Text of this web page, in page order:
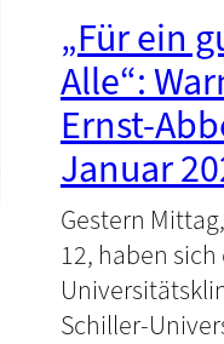
„Für ein
Alle“:
Ernst-
Januar
Gestern
12, haben
Schiller-